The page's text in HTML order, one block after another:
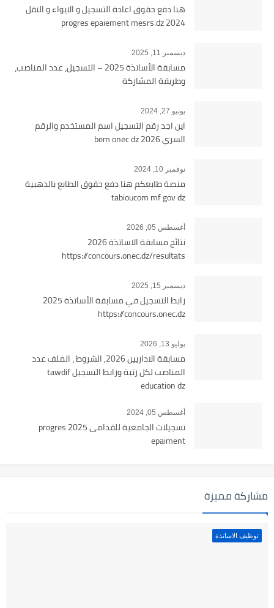
هنا دفع حقوق اعادة التسجيل و الايواء و النقل
2024 progres epaiement mesrs.dz
ديسمبر 11, 2025
مسابقة الأساتذة 2025 – التسجيل، عدد المناصب،
وطريقة المشاركة
يونيو 27, 2024
اين اجد رقم التسجيل اسم المستخدم والرقم
السري bem onec dz 2026
نوفمبر 10, 2024
منصة طابعكم هنا دفع حقوق الطابع بالذهبية
tabioucom mf gov dz
أغسطس 05, 2026
نتائج مسابقة الاساتذة 2026
https://concours.onec.dz/resultats
ديسمبر 15, 2025
رابط التسجيل في مسابقة الأساتذة 2025
https://concours.onec.dz
يوليو 13, 2026
مسابقة الاداريين 2026, الشروط ، الملف عدد
المناصب لكل رتبة ورابط التسجيل tawdif
education dz
أغسطس 05, 2024
تسجيلات الجامعية للقدامى 2025 progres
epaiment
مشاركة مميزة
توظيف الاساتذة